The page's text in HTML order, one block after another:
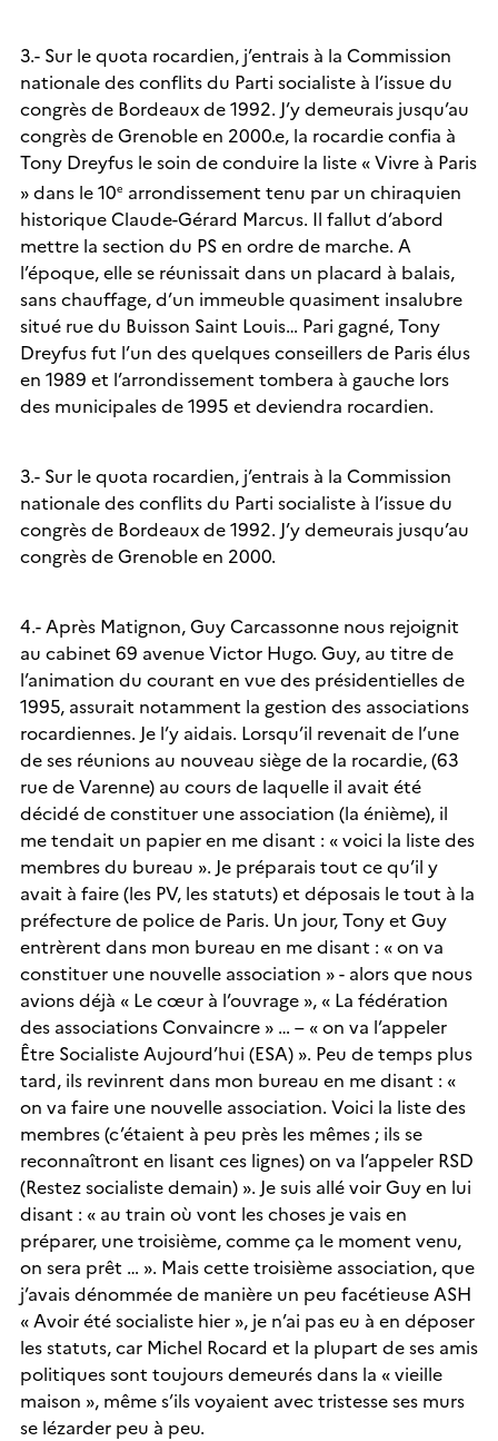
3.- Sur le quota rocardien, j’entrais à la Commission
nationale des conflits du Parti socialiste à l’issue du
congrès de Bordeaux de 1992. J’y demeurais jusqu’au
congrès de Grenoble en 2000.e, la rocardie confia à
Tony Dreyfus le soin de conduire la liste « Vivre à Paris
» dans le 10e arrondissement tenu par un chiraquien
historique Claude-Gérard Marcus. Il fallut d’abord
mettre la section du PS en ordre de marche. A
l’époque, elle se réunissait dans un placard à balais,
sans chauffage, d’un immeuble quasiment insalubre
situé rue du Buisson Saint Louis… Pari gagné, Tony
Dreyfus fut l’un des quelques conseillers de Paris élus
en 1989 et l’arrondissement tombera à gauche lors
des municipales de 1995 et deviendra rocardien.
3.- Sur le quota rocardien, j’entrais à la Commission
nationale des conflits du Parti socialiste à l’issue du
congrès de Bordeaux de 1992. J’y demeurais jusqu’au
congrès de Grenoble en 2000.
4.- Après Matignon, Guy Carcassonne nous rejoignit
au cabinet 69 avenue Victor Hugo. Guy, au titre de
l’animation du courant en vue des présidentielles de
1995, assurait notamment la gestion des associations
rocardiennes. Je l’y aidais. Lorsqu’il revenait de l’une
de ses réunions au nouveau siège de la rocardie, (63
rue de Varenne) au cours de laquelle il avait été
décidé de constituer une association (la énième), il
me tendait un papier en me disant : « voici la liste des
membres du bureau ». Je préparais tout ce qu’il y
avait à faire (les PV, les statuts) et déposais le tout à la
préfecture de police de Paris. Un jour, Tony et Guy
entrèrent dans mon bureau en me disant : « on va
constituer une nouvelle association » - alors que nous
avions déjà « Le cœur à l’ouvrage », « La fédération
des associations Convaincre » … – « on va l’appeler
Être Socialiste Aujourd’hui (ESA) ». Peu de temps plus
tard, ils revinrent dans mon bureau en me disant : «
on va faire une nouvelle association. Voici la liste des
membres (c’étaient à peu près les mêmes ; ils se
reconnaîtront en lisant ces lignes) on va l’appeler RSD
(Restez socialiste demain) ». Je suis allé voir Guy en lui
disant : « au train où vont les choses je vais en
préparer, une troisième, comme ça le moment venu,
on sera prêt … ». Mais cette troisième association, que
j’avais dénommée de manière un peu facétieuse ASH
« Avoir été socialiste hier », je n’ai pas eu à en déposer
les statuts, car Michel Rocard et la plupart de ses amis
politiques sont toujours demeurés dans la « vieille
maison », même s’ils voyaient avec tristesse ses murs
se lézarder peu à peu.